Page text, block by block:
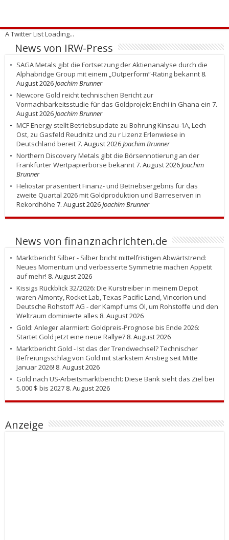
A Twitter List Loading...
News von IRW-Press
SAGA Metals gibt die Fortsetzung der Aktienanalyse durch die
Alphabridge Group mit einem „Outperform“-Rating bekannt 8.
August 2026Joachim Brunner
Newcore Gold reicht technischen Bericht zur
Vormachbarkeitsstudie für das Goldprojekt Enchi in Ghana ein 7.
August 2026Joachim Brunner
MCF Energy stellt Betriebsupdate zu Bohrung Kinsau-1A, Lech
Ost, zu Gasfeld Reudnitz und zu r Lizenz Erlenwiese in
Deutschland bereit7. August 2026Joachim Brunner
Northern Discovery Metals gibt die Börsennotierung an der
Frankfurter Wertpapierbörse bekannt7. August 2026Joachim
Brunner
Heliostar präsentiert Finanz- und Betriebsergebnis für das
zweite Quartal 2026 mit Goldproduktion und Barreserven in
Rekordhöhe 7. August 2026Joachim Brunner
News von finanznachrichten.de
Marktbericht Silber - Silber bricht mittelfristigen Abwärtstrend:
Neues Momentum und verbesserte Symmetrie machen Appetit
auf mehr! 8. August 2026
Kissigs Rückblick 32/2026: Die Kurstreiber in meinem Depot
waren Almonty, Rocket Lab, Texas Pacific Land, Vincorion und
Deutsche Rohstoff AG - der Kampf ums Öl, um Rohstoffe und den
Weltraum dominierte alles 8. August 2026
Gold: Anleger alarmiert: Goldpreis-Prognose bis Ende 2026:
Startet Gold jetzt eine neue Rallye? 8. August 2026
Marktbericht Gold - Ist das der Trendwechsel? Technischer
Befreiungsschlag von Gold mit stärkstem Anstieg seit Mitte
Januar 2026! 8. August 2026
Gold nach US-Arbeitsmarktbericht: Diese Bank sieht das Ziel bei
5.000 $ bis 2027 8. August 2026
Anzeige